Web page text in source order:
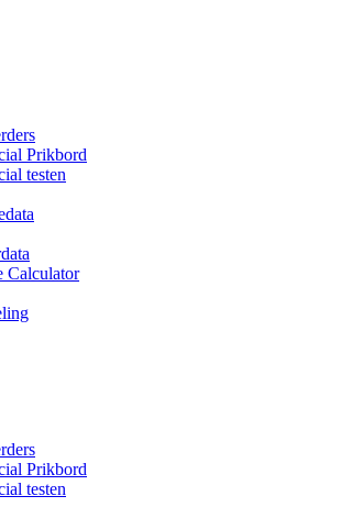
Prikbord
testen
Calculator
Prikbord
testen